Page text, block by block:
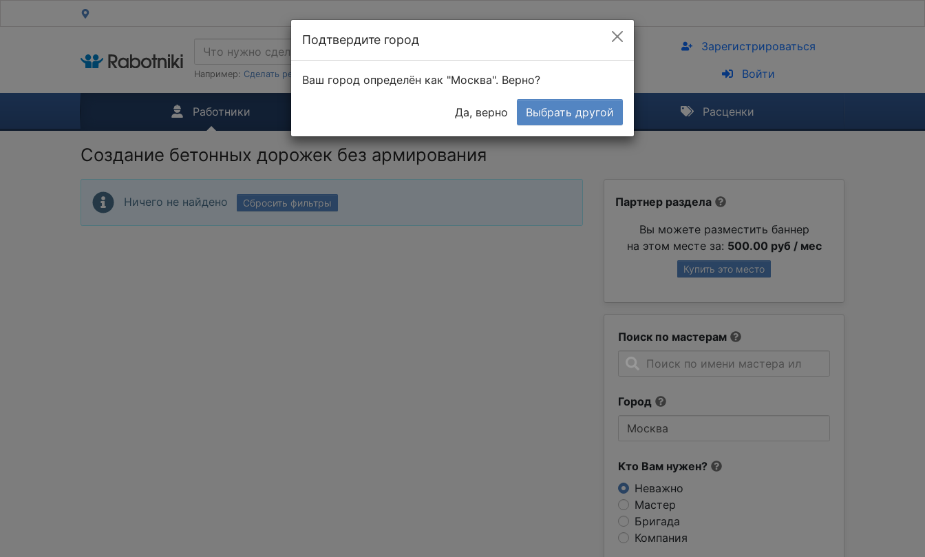
Например: Сделать ремонт в 1-к квартире
Зарегистрироваться
Войти
Работники Тендеры Расценки
Создание бетонных дорожек без армирования
Партнер раздела
Вы можете разместить баннер
на этом месте за: 500.00 руб / мес
Купить это место
Поиск по мастерам
Город
Кто Вам нужен?
Неважно
Мастер
Бригада
Компания
Ничего не найдено Сбросить фильтры
Подтвердите город
Ваш город определён как "Москва". Верно?
Да, верно Выбрать другой